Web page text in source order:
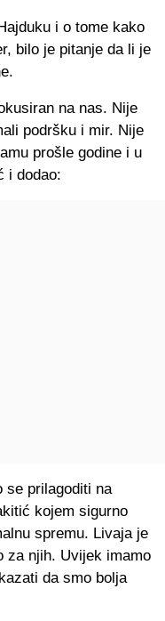
i o tome kako
bilo je pitanje da li je
na nas. Nije
podršku i mir. Nije
prošle godine i u
i dodao:
se prilagoditi na
kojem sigurno
spremu. Livaja je
za njih. Uvijek imamo
da smo bolja